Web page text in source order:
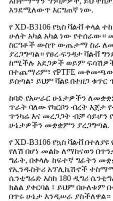
እንደሚለውጥ እርግጠኛ ነው.
የ XD-B3106 የኳስ ቫልቭ ቀላል
ሁለት አካል አካል ነው የተሰራው።
ስርዓቶች ውስጥ ውጤታማ ስራ
ያረጋግጣል። የፀረ-ፍንዳታ ቫልቭ
ከሚችሉ አደጋዎች ወይም
በተጨማሪም፣ የPTFE
ይሰጣል፣ ይህም ቫልዩ በተዘጋ
ከባድ የአሠራር ሁኔታዎችን
ጥራት ባለው የካርቦን ብረት እጀታ
ጥንካሬ እና መረጋጋት ብቻ ሳይሆን
ሁኔታዎችን መቋቋምን ያረጋግጣል.
የ XD-B3106 የኳስ ቫልቭ
የለሽ በሆነ መልኩ ለማከናወን
ግፊት, በቀላሉ ከፍተኛ ግፊትን
የኢንዱስትሪ አፕሊኬሽኖች
ሴንቲግሬድ እስከ 180 ዲግሪ
ክልል ያቀርባል ፣ ይህም በሁለቱም
በጥሩ ሁኔታ እንዲሠራ ያስችለዋል።